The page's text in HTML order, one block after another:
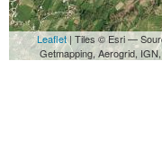
Leaflet| Tiles © Esri —
Getmapping, Aerogrid,